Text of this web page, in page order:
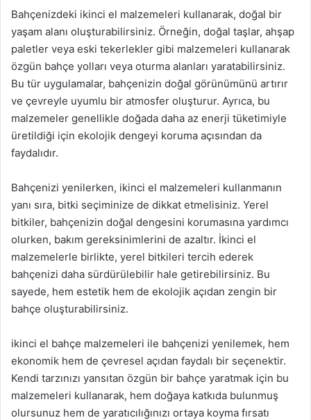
Bahçenizdeki ikinci el malzemeleri kullanarak, doğal bir
yaşam alanı oluşturabilirsiniz. Örneğin, doğal taşlar, ahşap
paletler veya eski tekerlekler gibi malzemeleri kullanarak
özgün bahçe yolları veya oturma alanları yaratabilirsiniz.
Bu tür uygulamalar, bahçenizin doğal görünümünü artırır
ve çevreyle uyumlu bir atmosfer oluşturur. Ayrıca, bu
malzemeler genellikle doğada daha az enerji tüketimiyle
üretildiği için ekolojik dengeyi koruma açısından da
faydalıdır.
Bahçenizi yenilerken, ikinci el malzemeleri kullanmanın
yanı sıra, bitki seçiminize de dikkat etmelisiniz. Yerel
bitkiler, bahçenizin doğal dengesini korumasına yardımcı
olurken, bakım gereksinimlerini de azaltır. İkinci el
malzemelerle birlikte, yerel bitkileri tercih ederek
bahçenizi daha sürdürülebilir hale getirebilirsiniz. Bu
sayede, hem estetik hem de ekolojik açıdan zengin bir
bahçe oluşturabilirsiniz.
ikinci el bahçe malzemeleri ile bahçenizi yenilemek, hem
ekonomik hem de çevresel açıdan faydalı bir seçenektir.
Kendi tarzınızı yansıtan özgün bir bahçe yaratmak için bu
malzemeleri kullanarak, hem doğaya katkıda bulunmuş
olursunuz hem de yaratıcılığınızı ortaya koyma fırsatı